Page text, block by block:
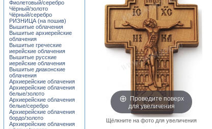
Проведите поверх
для увеличения
Щёлкните на фото для увеличения
Фиолетовый/серебро
Чёрный/золото
Чёрный/серебро
РИЗНИЦА (на пошив)
Вышитые облачения
Вышитые архиерейские
облачения
Вышитые греческие
иерейские облачения
Вышитые русские
иерейские облачения
Вышитые диаконские
облачения
Архиерейские облачения
Архиерейские облачения
белые/золото
Архиерейские облачения
белые/серебро
Архиерейские облачения
бордо/золото
Архиерейские облачения